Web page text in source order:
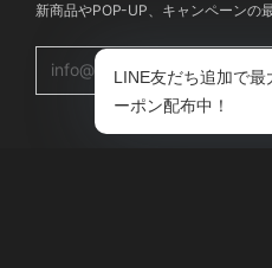
新商品やPOP-UP、キャンペーンの